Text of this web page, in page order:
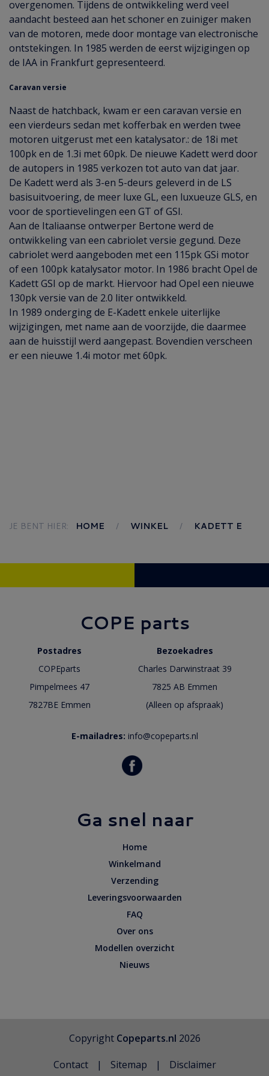
overgenomen. Tijdens de ontwikkeling werd veel
aandacht besteed aan het schoner en zuiniger maken
van de motoren, mede door montage van electronische
ontstekingen. In 1985 werden de eerst wijzigingen op
de IAA in Frankfurt gepresenteerd.
Caravan versie
Naast de hatchback, kwam er een caravan versie en
een vierdeurs sedan met kofferbak en werden twee
motoren uitgerust met een katalysator.: de 18i met
100pk en de 1.3i met 60pk. De nieuwe Kadett werd door
de autopers in 1985 verkozen tot auto van dat jaar.
De Kadett werd als 3-en 5-deurs geleverd in de LS
basisuitvoering, de meer luxe GL, een luxueuze GLS, en
voor de sportievelingen een GT of GSI.
Aan de Italiaanse ontwerper Bertone werd de
ontwikkeling van een cabriolet versie gegund. Deze
cabriolet werd aangeboden met een 115pk GSi motor
of een 100pk katalysator motor. In 1986 bracht Opel de
Kadett GSI op de markt. Hiervoor had Opel een nieuwe
130pk versie van de 2.0 liter ontwikkeld.
In 1989 onderging de E-Kadett enkele uiterlijke
wijzigingen, met name aan de voorzijde, die daarmee
aan de huisstijl werd aangepast. Bovendien verscheen
er een nieuwe 1.4i motor met 60pk.
JE BENT HIER: HOME WINKEL KADETT E
COPE parts
Postadres
Bezoekadres
COPEparts
Charles Darwinstraat 39
Pimpelmees 47
7825 AB Emmen
7827BE Emmen
(Alleen op afspraak)
E-mailadres: info@copeparts.nl
Ga snel naar
Home
Winkelmand
Verzending
Leveringsvoorwaarden
FAQ
Over ons
Modellen overzicht
Nieuws
Copyright Copeparts.nl 2026
Contact
Sitemap Disclaimer